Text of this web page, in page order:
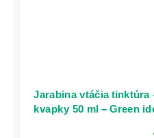
Jarabina vtáčia tinktúra
kvapky 50 ml – Green